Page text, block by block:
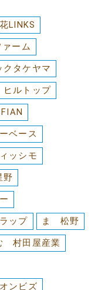
LINKS
ーム
タケヤマ
ルトップ
ベース
ッシモ
ップ ま 松野
村田屋産業
ンビズ